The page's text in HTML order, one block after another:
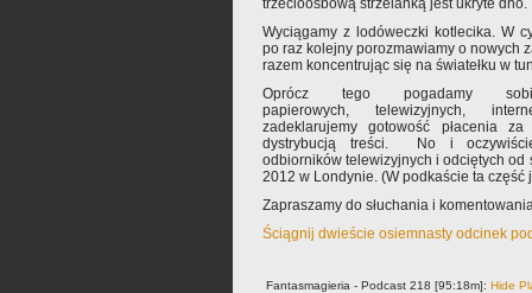
trzecioosbową strzelanką jest ukryte dno.
Wyciągamy z lodóweczki kotlecika. W
po raz kolejny porozmawiamy o nowych
razem koncentrując się na światełku w
Oprócz tego pogadamy
papierowych, telewizyjnych,
zadeklarujemy gotowość płacenia
dystrybucją treści. No i
odbiorników telewizyjnych i odciętych od
2012 w Londynie. (W podkaście ta część
Zapraszamy do słuchania i
Ściągnij dwieście osiemnasty odcinek
Fantasmagieria - Podcast 218 [95:18m]: Hide